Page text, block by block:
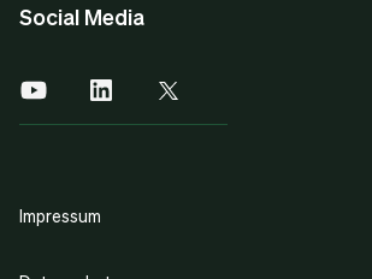
Social Media
Impressum